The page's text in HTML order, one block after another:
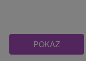
POKAZ